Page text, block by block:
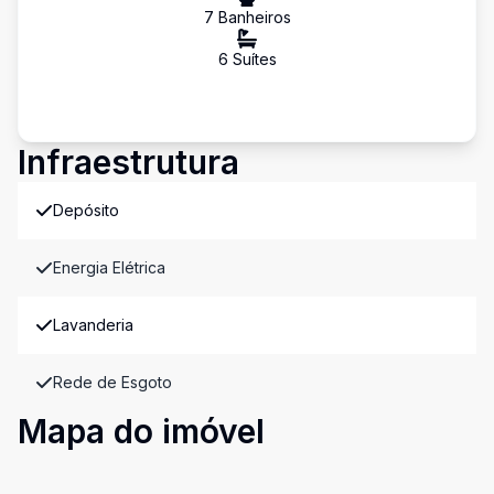
7 Banheiros
6 Suítes
Infraestrutura
Depósito
Energia Elétrica
Lavanderia
Rede de Esgoto
Mapa do imóvel